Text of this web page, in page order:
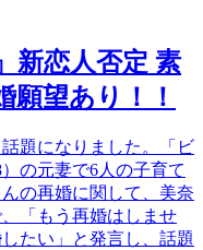
新恋人否定 素
願望あり！！
題になりました。「ビ
の元妻で6人の子育て
の再婚に関して、美奈
「もう再婚はしませ
たい」と発言し、話題